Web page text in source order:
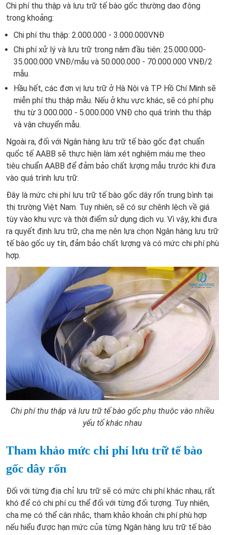
Chi phí thu thập và lưu trữ tế bào gốc thường dao động
trong khoảng:
Chi phí thu thập: 2.000.000 - 3.000.000VNĐ
Chi phí xử lý và lưu trữ trong năm đầu tiên: 25.000.000-
35.000.000 VNĐ/mẫu và 50.000.000 - 70.000.000 VNĐ/2
mẫu.
Hầu hết, các đơn vị lưu trữ ở Hà Nội và TP Hồ Chí Minh sẽ
miễn phí thu thập mẫu. Nếu ở khu vực khác, sẽ có phí phụ
thu từ 3.000.000 - 5.000.000 VNĐ cho quá trình thu thập
và vận chuyển mẫu.
Ngoài ra, đối với Ngân hàng lưu trữ tế bào gốc đạt chuẩn
quốc tế AABB sẽ thực hiện làm xét nghiệm máu mẹ theo
tiêu chuẩn AABB để đảm bảo chất lượng mẫu trước khi đưa
vào quá trình lưu trữ.
Đây là mức chi phí lưu trữ tế bào gốc dây rốn trung bình tại
thị trường Việt Nam. Tuy nhiên, sẽ có sự chênh lệch về giá
tùy vào khu vực và thời điểm sử dụng dịch vụ. Vì vậy, khi đưa
ra quyết định lưu trữ, cha mẹ nên lựa chọn Ngân hàng lưu trữ
tế bào gốc uy tín, đảm bảo chất lượng và có mức chi phí phù
hợp.
Chi phí thu thập và lưu trữ tế bào gốc phụ thuộc vào nhiều
yếu tố khác nhau
Tham khảo mức chi phí lưu trữ tế bào
gốc dây rốn
Đối với từng địa chỉ lưu trữ sẽ có mức chi phí khác nhau, rất
khó để có chi phí cụ thể đối với từng đối tượng. Tuy nhiên,
cha mẹ có thể cân nhắc, tham khảo khoản chi phí phù hợp
nếu hiểu được hạn mức của từng Ngân hàng lưu trữ tế bào